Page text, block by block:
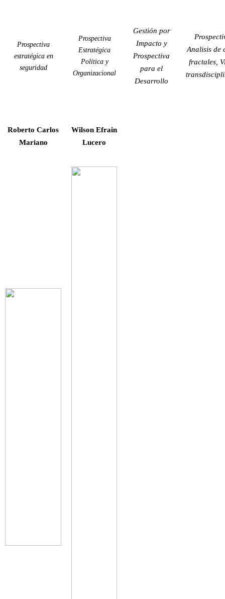
Prospectiva
estratégica en
seguridad
Prospectiva
Estratégica
Política y
Organizacional
Gestión por
Impacto y
Prospectiva
para el
Desarrollo
Analisis de
fractales,
Roberto Carlos
Mariano
Wilson Efrain
Lucero